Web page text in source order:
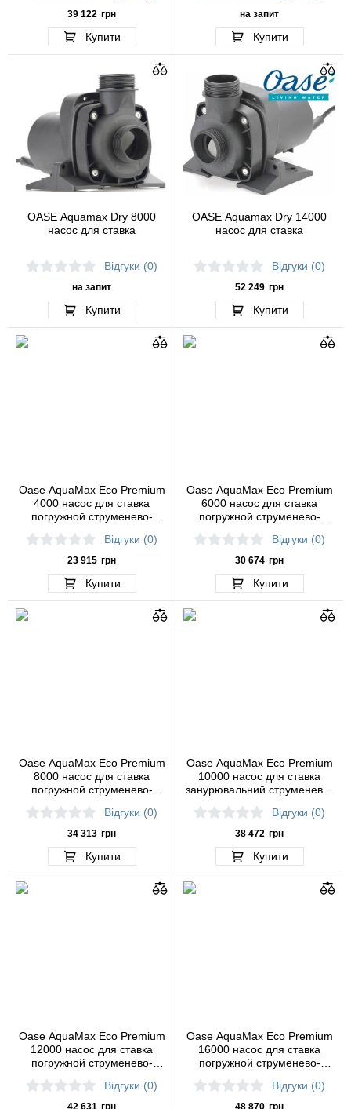
39 122 грн
Купити
на запит
Купити
OASE Aquamax Dry 8000
насос для ставка
Відгуки (0)
на запит
Купити
OASE Aquamax Dry 14000
насос для ставка
Відгуки (0)
52 249 грн
Купити
Oase AquaMax Eco Premium
4000 насос для ставка
погружной струменево-
Відгуки (0)
23 915 грн
Купити
Oase AquaMax Eco Premium
6000 насос для ставка
погружной струменево-
Відгуки (0)
30 674 грн
Купити
Oase AquaMax Eco Premium
8000 насос для ставка
погружной струменево-
Відгуки (0)
34 313 грн
Купити
Oase AquaMax Eco Premium
10000 насос для ставка
занурювальний струменево-
Відгуки (0)
38 472 грн
Купити
Oase AquaMax Eco Premium
12000 насос для ставка
погружной струменево-
Відгуки (0)
42 631 грн
Oase AquaMax Eco Premium
16000 насос для ставка
погружной струменево-
Відгуки (0)
48 870 грн